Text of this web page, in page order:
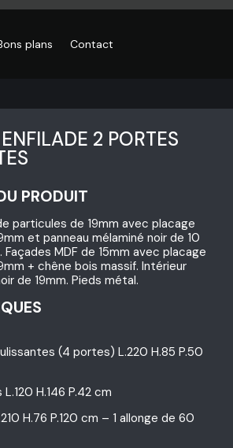
plans Contact
2 PORTES
PRODUIT
particules de 19mm avec placage
et panneau mélaminé noir de 10
Façades MDF de 15mm avec placage
+ chêne bois massif. Intérieur
de 19mm. Pieds métal.
(4 portes) L.220 H.85 P.50
H.146 P.42 cm
H.76 P.120 cm – 1 allonge de 60